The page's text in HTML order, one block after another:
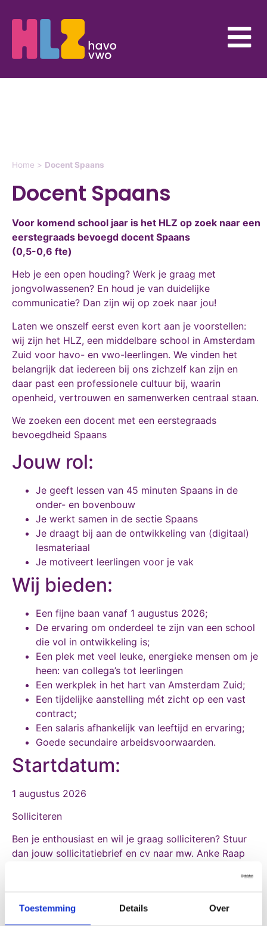
Toestemming Details Over
Home > Docent Spaans
Docent Spaans
Voor komend school jaar is het HLZ op zoek naar een
eerstegraads bevoegd docent Spaans
(0,5-0,6 fte)
Heb je een open houding? Werk je graag met
jongvolwassenen? En houd je van duidelijke
communicatie? Dan zijn wij op zoek naar jou!
Laten we onszelf eerst even kort aan je voorstellen:
wij zijn het HLZ, een middelbare school in Amsterdam
Zuid voor havo- en vwo-leerlingen. We vinden het
belangrijk dat iedereen bij ons zichzelf kan zijn en
daar past een professionele cultuur bij, waarin
openheid, vertrouwen en samenwerken centraal staan.
We zoeken een docent met een eerstegraads
bevoegdheid Spaans
Jouw rol:
Je geeft lessen van 45 minuten Spaans in de
onder- en bovenbouw
Je werkt samen in de sectie Spaans
Je draagt bij aan de ontwikkeling van (digitaal)
lesmateriaal
Je motiveert leerlingen voor je vak
Wij bieden:
Een fijne baan vanaf 1 augustus 2026;
De ervaring om onderdeel te zijn van een school
die vol in ontwikkeling is;
Een plek met veel leuke, energieke mensen om je
heen: van collega’s tot leerlingen
Een werkplek in het hart van Amsterdam Zuid;
Een tijdelijke aanstelling mét zicht op een vast
contract;
Een salaris afhankelijk van leeftijd en ervaring;
Goede secundaire arbeidsvoorwaarden.
Startdatum:
1 augustus 2026
Solliciteren
Ben je enthousiast en wil je graag solliciteren? Stuur
dan jouw sollicitatiebrief en cv naar mw. Anke Raap
opnemen met mw. Véronique van Paridon